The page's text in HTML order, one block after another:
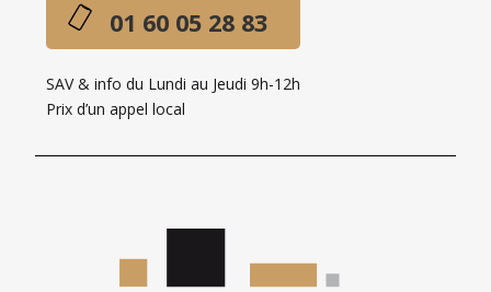
01 60 05 28 83
SAV & info du Lundi au Jeudi 9h-12h
Prix d’un appel local